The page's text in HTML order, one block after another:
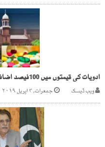
ادویات کی قیمتوں میں 100فیصد اضافہ لاہور ہائیکورٹ میں چیلنج
ویب ڈیسک جمعرات, ۴ اپریل ۲۰۱۹